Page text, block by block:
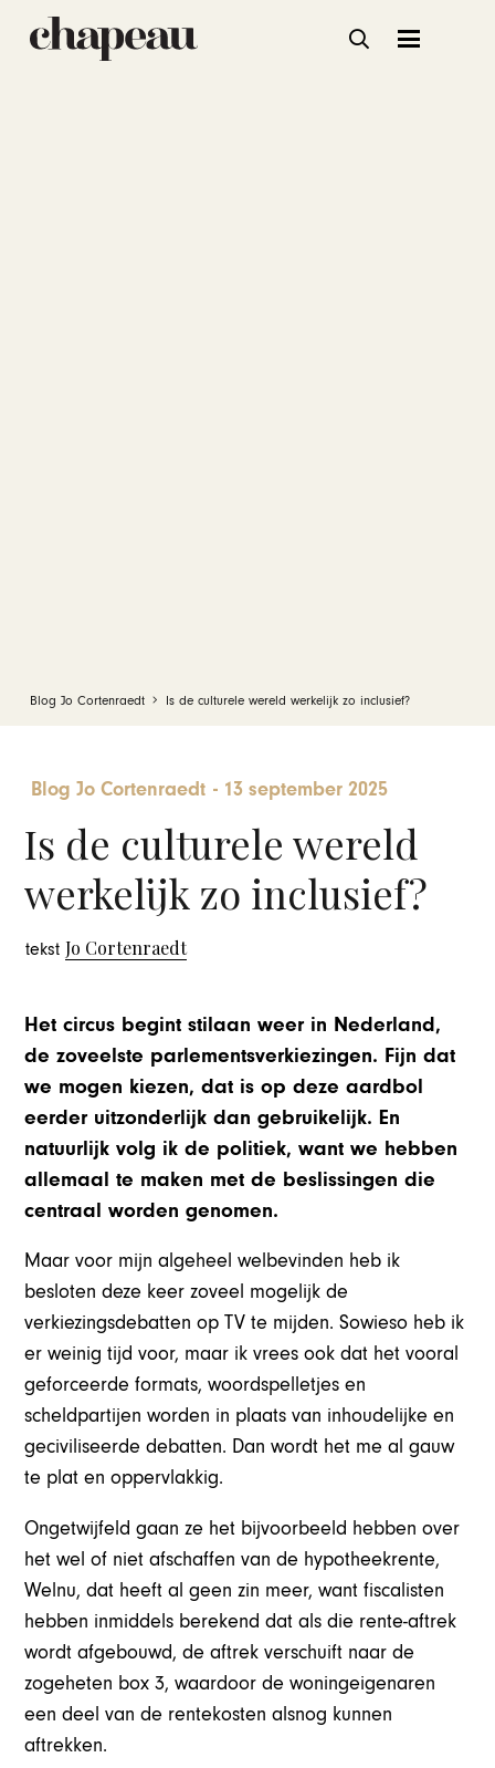
Blog Jo Cortenraedt Is de culturele wereld werkelijk zo inclusief?
Blog Jo Cortenraedt - 13 september 2025
Is de culturele wereld
werkelijk zo inclusief?
tekstJo Cortenraedt
Het circus begint stilaan weer in Nederland,
de zoveelste parlementsverkiezingen. Fijn dat
we mogen kiezen, dat is op deze aardbol
eerder uitzonderlijk dan gebruikelijk. En
natuurlijk volg ik de politiek, want we hebben
allemaal te maken met de beslissingen die
centraal worden genomen.
Maar voor mijn algeheel welbevinden heb ik
besloten deze keer zoveel mogelijk de
verkiezingsdebatten op TV te mijden. Sowieso heb ik
er weinig tijd voor, maar ik vrees ook dat het vooral
geforceerde formats, woordspelletjes en
scheldpartijen worden in plaats van inhoudelijke en
geciviliseerde debatten. Dan wordt het me al gauw
te plat en oppervlakkig.
Ongetwijfeld gaan ze het bijvoorbeeld hebben over
het wel of niet afschaffen van de hypotheekrente,
Welnu, dat heeft al geen zin meer, want fiscalisten
hebben inmiddels berekend dat als die rente-aftrek
wordt afgebouwd, de aftrek verschuift naar de
zogeheten box 3, waardoor de woningeigenaren
een deel van de rentekosten alsnog kunnen
aftrekken.